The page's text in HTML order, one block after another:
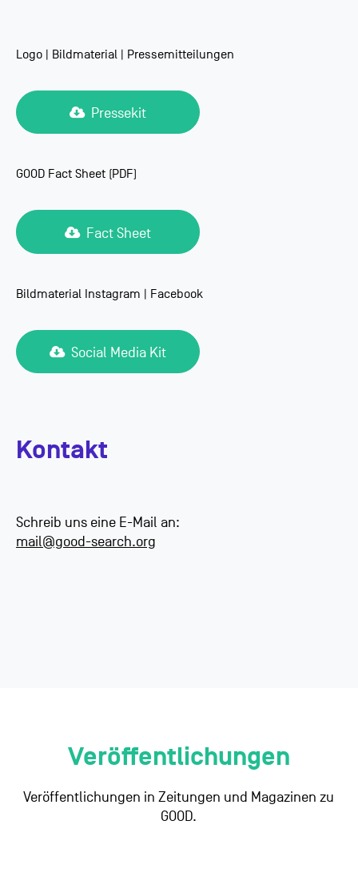
Logo | Bildmaterial | Pressemitteilungen
Pressekit
GOOD Fact Sheet (PDF)
Fact Sheet
Bildmaterial Instagram | Facebook
Social Media Kit
Kontakt
Schreib uns eine E-Mail an:
mail@good-search.org
Veröffentlichungen
Veröffentlichungen in Zeitungen und Magazinen zu
GOOD.